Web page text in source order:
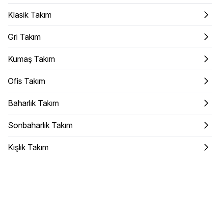
Klasik Takım
Gri Takım
Kumaş Takım
Ofis Takım
Baharlık Takım
Sonbaharlık Takım
Kışlık Takım